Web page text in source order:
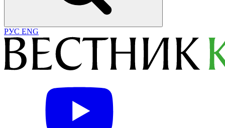
РУС ENG